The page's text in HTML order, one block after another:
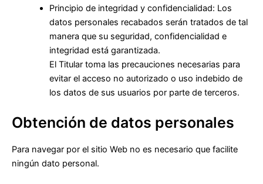
Principio de integridad y confidencialidad: Los
datos personales recabados serán tratados de tal
manera que su seguridad, confidencialidad e
integridad está garantizada.
El Titular toma las precauciones necesarias para
evitar el acceso no autorizado o uso indebido de
los datos de sus usuarios por parte de terceros.
Obtención de datos personales
Para navegar por el sitio Web no es necesario que facilite
ningún dato personal.